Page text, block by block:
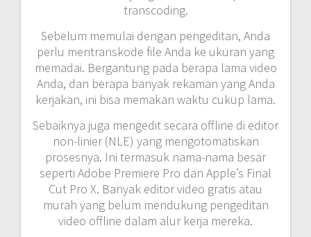
transcoding.
Sebelum memulai dengan pengeditan, Anda
perlu mentranskode file Anda ke ukuran yang
memadai. Bergantung pada berapa lama video
Anda, dan berapa banyak rekaman yang Anda
kerjakan, ini bisa memakan waktu cukup lama.
Sebaiknya juga mengedit secara offline di editor
non-linier (NLE) yang mengotomatiskan
prosesnya. Ini termasuk nama-nama besar
seperti Adobe Premiere Pro dan Apple’s Final
Cut Pro X. Banyak editor video gratis atau
murah yang belum mendukung pengeditan
video offline dalam alur kerja mereka.